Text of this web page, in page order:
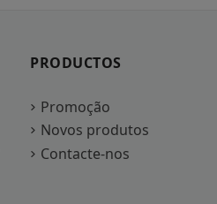
PRODUCTOS
Promoção
Novos produtos
Contacte-nos